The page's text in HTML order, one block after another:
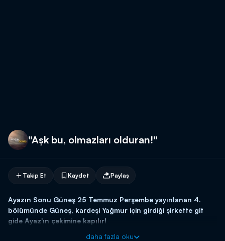
"Aşk bu, olmazları olduran!"
Takip Et Kaydet Paylaş
Ayazın Sonu Güneş 25 Temmuz Perşembe yayınlanan 4.
bölümünde Güneş, kardeşi Yağmur için girdiği şirkette git
gide Ayaz'ın çekimine kapılır!
Yağmur'un cezaevi günleri devam ederken Güneş de kardeşini
daha fazla oku